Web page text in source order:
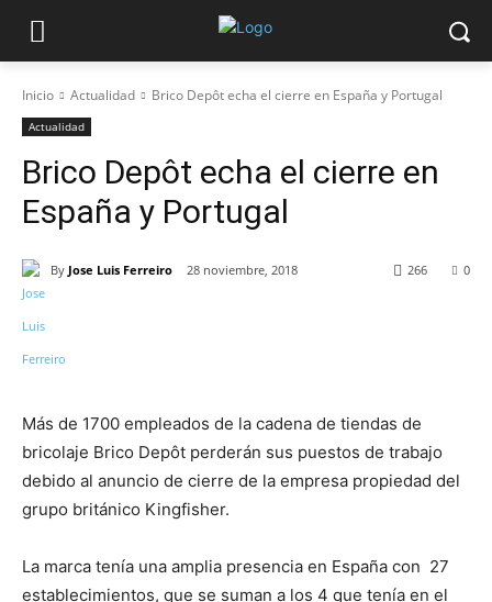
Inicio Actualidad Brico Depôt echa el cierre en España y Portugal
Actualidad
Brico Depôt echa el cierre en
España y Portugal
By Jose Luis Ferreiro 28 noviembre, 2018 0
266
Más de 1700 empleados de la cadena de tiendas de
bricolaje Brico Depôt perderán sus puestos de trabajo
debido al anuncio de cierre de la empresa propiedad del
grupo británico Kingfisher.
La marca tenía una amplia presencia en España con 27
establecimientos, que se suman a los 4 que tenía en el